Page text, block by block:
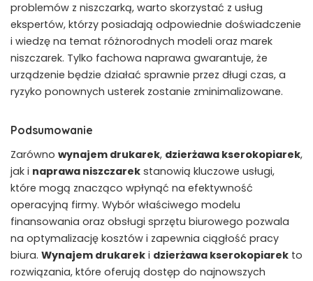
problemów z niszczarką, warto skorzystać z usług
ekspertów, którzy posiadają odpowiednie doświadczenie
i wiedzę na temat różnorodnych modeli oraz marek
niszczarek. Tylko fachowa naprawa gwarantuje, że
urządzenie będzie działać sprawnie przez długi czas, a
ryzyko ponownych usterek zostanie zminimalizowane.
Podsumowanie
Zarówno wynajem drukarek, dzierżawa kserokopiarek,
jak i naprawa niszczarek stanowią kluczowe usługi,
które mogą znacząco wpłynąć na efektywność
operacyjną firmy. Wybór właściwego modelu
finansowania oraz obsługi sprzętu biurowego pozwala
na optymalizację kosztów i zapewnia ciągłość pracy
biura. Wynajem drukarek i dzierżawa kserokopiarek to
rozwiązania, które oferują dostęp do najnowszych